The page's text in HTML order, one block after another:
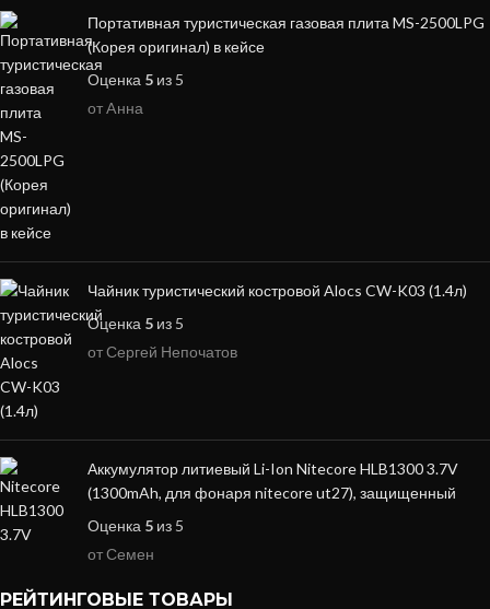
Портативная туристическая газовая плита MS-2500LPG
(Корея оригинал) в кейсе
Оценка 5 из 5
от Aнна
Чайник туристический костровой Alocs CW-K03 (1.4л)
Оценка 5 из 5
от Сергей Непочатов
Аккумулятор литиевый Li-Ion Nitecore HLB1300 3.7V
(1300mAh, для фонаря nitecore ut27), защищенный
Оценка 5 из 5
от Семен
РЕЙТИНГОВЫЕ ТОВАРЫ